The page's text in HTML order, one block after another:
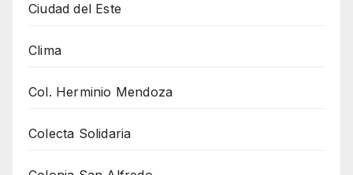
Ciudad del Este
Clima
Col. Herminio Mendoza
Colecta Solidaria